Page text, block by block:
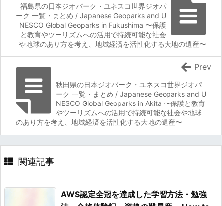
福島県の日本ジオパーク・ユネスコ世界ジオパ
ーク 一覧・まとめ / Japanese Geoparks and U
NESCO Global Geoparks in Fukushima 〜保護
と教育やツーリズムへの活用で持続可能な社会
や地球のあり方を考え、地域経済を活性化する大地の遺産〜
秋田県の日本ジオパーク・ユネスコ世界ジオパ
ーク 一覧・まとめ / Japanese Geoparks and U
NESCO Global Geoparks in Akita 〜保護と教育
やツーリズムへの活用で持続可能な社会や地球
のあり方を考え、地域経済を活性化する大地の遺産〜
Prev
関連記事
AWS認定全冠を達成した学習方法・勉強